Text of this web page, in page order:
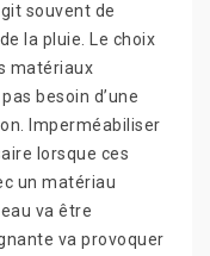
souvent de
la pluie. Le choix
matériaux
besoin d’une
Imperméabiliser
lorsque ces
un matériau
va être
va provoquer